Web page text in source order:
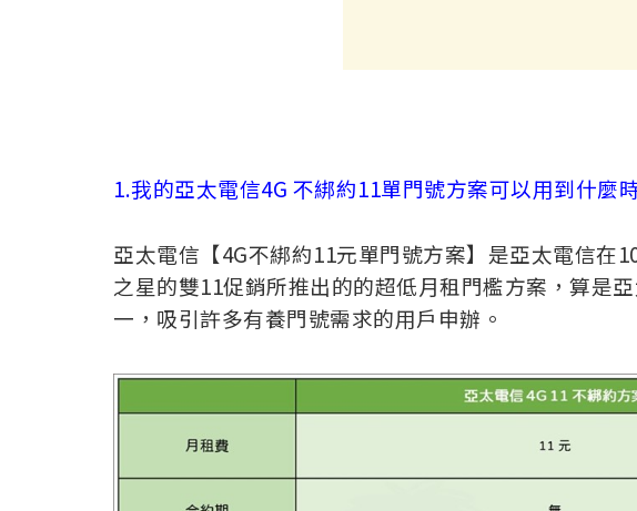
1.我的亞太電信4G 不綁約11單門號方案可以用到什麼
亞太電信【4G不綁約11元單門號方案】是亞太電信在
之星的雙11促銷所推出的的超低月租門檻方案，算是
一，吸引許多有養門號需求的用戶申辦。